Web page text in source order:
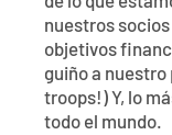
Calculadoras
Expertos a
Servicios
Preguntas
Expertos en
Preguntas
Miembro EDU
Noticias de los
Explorar la
Early Pay Day
Zelle
Póngase en
Carreras
Acerca de
nuestros
objetivos
guiño a nuestro
troops!) Y, lo
todo el mundo.